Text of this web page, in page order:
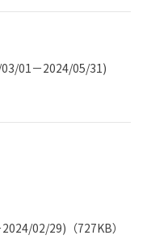
01－2024/05/31)
02/29)（727KB）